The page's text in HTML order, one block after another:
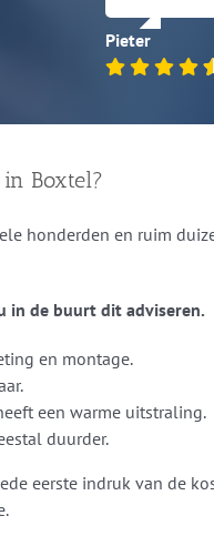
Pieter
Boxtel?
honderden en ruim
in de buurt dit adviseren.
en montage.
een warme uitstraling.
duurder.
eerste indruk van de